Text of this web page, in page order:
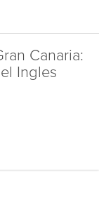
Canaria:
Ingles